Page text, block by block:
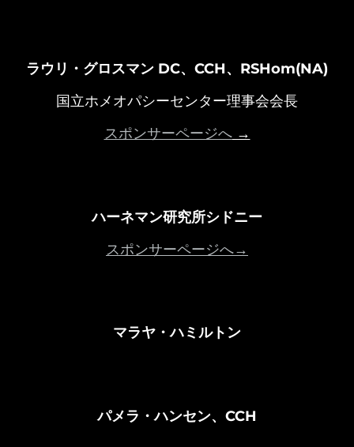
ラウリ・グロスマン DC、CCH、RSHom(NA)
国立ホメオパシーセンター理事会会長
スポンサーページへ→
ハーネマン研究所シドニー
スポンサーページへ→
マラヤ・ハミルトン
パメラ・ハンセン、CCH